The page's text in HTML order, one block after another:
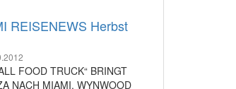
REISENEWS Herbst
FOOD TRUCK“ BRINGT
NACH MIAMI. WYNWOOD